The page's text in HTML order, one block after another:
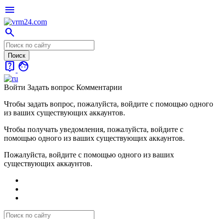
menu
search
live_help face
Войти Задать вопрос Комментарии
Чтобы задать вопрос, пожалуйста, войдите с помощью одного
из ваших существующих аккаунтов.
Чтобы получать уведомления, пожалуйста, войдите с
помощью одного из ваших существующих аккаунтов.
Пожалуйста, войдите с помощью одного из ваших
существующих аккаунтов.